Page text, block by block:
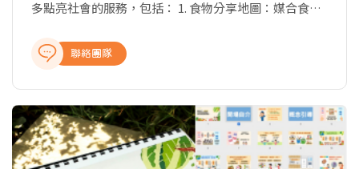
多點亮社會的服務，包括： 1. 食物分享地圖：媒合食物
售或捐贈打烊前餐點，惜食環保減少浪費。 3. 惜食桌遊
《我吃完了！》：透過遊戲機制，設計惜食教材，推動
聯絡團隊